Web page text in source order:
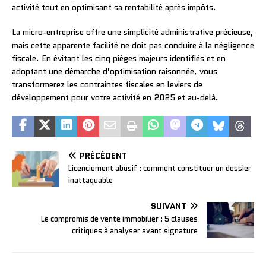
activité tout en optimisant sa rentabilité après impôts.
La micro-entreprise offre une simplicité administrative précieuse,
mais cette apparente facilité ne doit pas conduire à la négligence
fiscale. En évitant les cinq pièges majeurs identifiés et en
adoptant une démarche d’optimisation raisonnée, vous
transformerez les contraintes fiscales en leviers de
développement pour votre activité en 2025 et au-delà.
PRÉCÉDENT
Licenciement abusif : comment constituer un dossier
inattaquable
SUIVANT
Le compromis de vente immobilier : 5 clauses
critiques à analyser avant signature